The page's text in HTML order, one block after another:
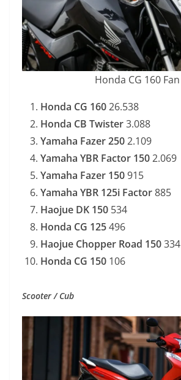
Honda CG 160 Fan
Honda CG 16026.538
Honda CB Twister3.088
Yamaha Fazer 2502.109
Yamaha YBR Factor 1502.069
Yamaha Fazer 150915
Yamaha YBR 125i Factor885
Haojue DK 150 534
Honda CG 125496
Haojue Chopper Road 150334
Honda CG 150 106
Scooter / Cub